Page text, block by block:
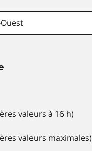
valeurs à 16 h)
valeurs maximales)